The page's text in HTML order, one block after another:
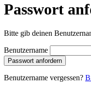
Passwort
Bitte gib deinen
Benutzername
Benutzername vergessen?